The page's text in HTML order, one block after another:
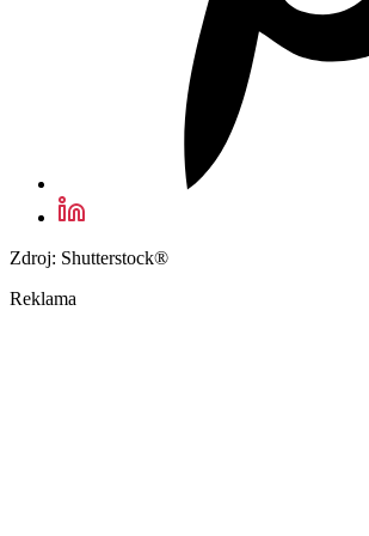
Zdroj: Shutterstock®
Reklama